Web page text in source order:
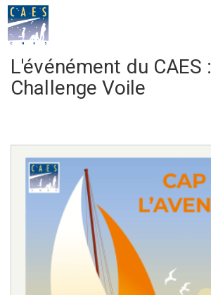
L'événément du CAES :
Challenge Voile